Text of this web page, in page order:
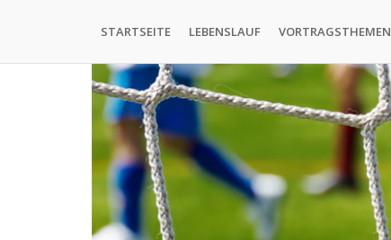
Hauptnavigation
STARTSEITE LEBENSLAUF VORTRAGSTHEMEN